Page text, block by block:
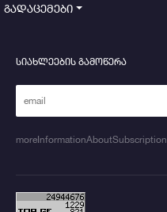
გადაცემები
სიახლეების გამოწერა
moreInformationAboutSubscription